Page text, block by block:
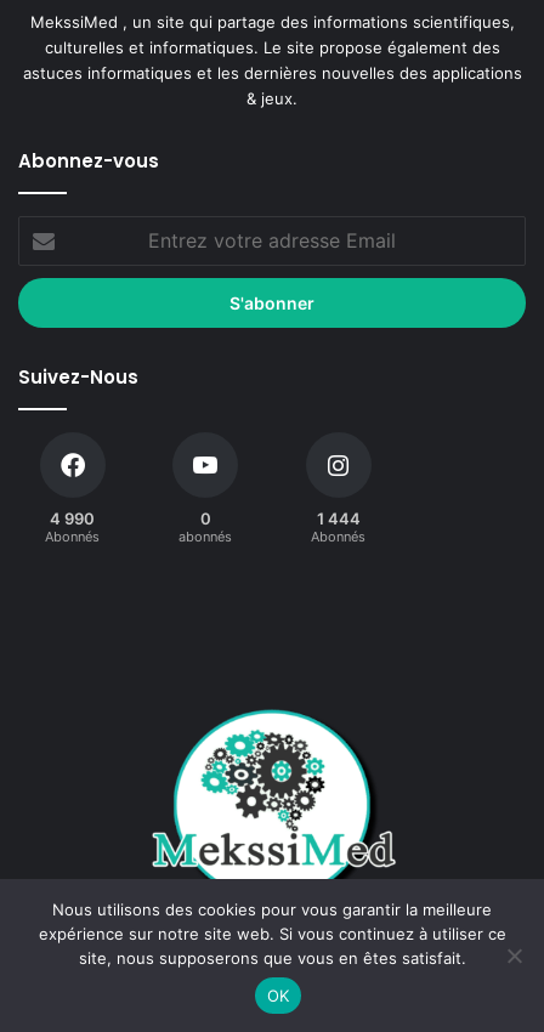
MekssiMed , un site qui partage des informations scientifiques,
culturelles et informatiques. Le site propose également des
astuces informatiques et les dernières nouvelles des applications
& jeux.
Abonnez-vous
Suivez-Nous
4 990
Abonnés
0
abonnés
1 444
Abonnés
Nous utilisons des cookies pour vous garantir la meilleure
expérience sur notre site web. Si vous continuez à utiliser ce
site, nous supposerons que vous en êtes satisfait.
OK